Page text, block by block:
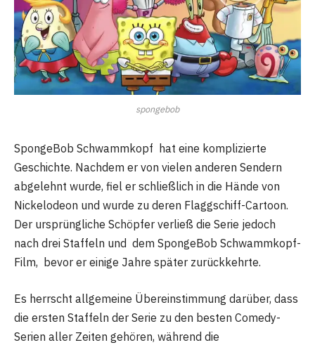
spongebob
SpongeBob Schwammkopf hat eine komplizierte
Geschichte. Nachdem er von vielen anderen Sendern
abgelehnt wurde, fiel er schließlich in die Hände von
Nickelodeon und wurde zu deren Flaggschiff-Cartoon.
Der ursprüngliche Schöpfer verließ die Serie jedoch
nach drei Staffeln und dem SpongeBob Schwammkopf-
Film, bevor er einige Jahre später zurückkehrte.
Es herrscht allgemeine Übereinstimmung darüber, dass
die ersten Staffeln der Serie zu den besten Comedy-
Serien aller Zeiten gehören, während die